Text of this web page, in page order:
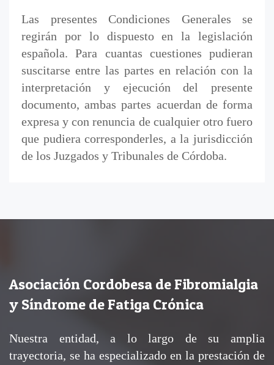
Las presentes Condiciones Generales se
regirán por lo dispuesto en la legislación
española. Para cuantas cuestiones pudieran
suscitarse entre las partes en relación con la
interpretación y ejecución del presente
documento, ambas partes acuerdan de forma
expresa y con renuncia de cualquier otro fuero
que pudiera corresponderles, a la jurisdicción
de los Juzgados y Tribunales de Córdoba.
Asociación Cordobesa de Fibromialgia
y Síndrome de Fatiga Crónica
Nuestra entidad, a lo largo de su amplia
trayectoria, se ha especializado en la prestación de